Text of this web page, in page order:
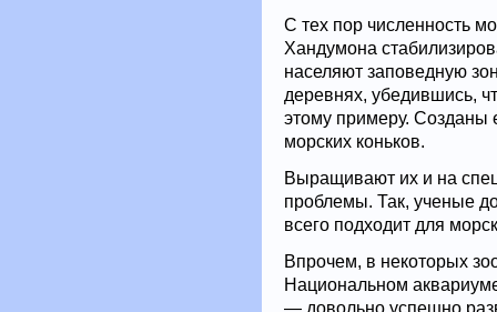
С тех пор численность
Хандумона
населяют заповедную
деревнях, убедившись,
этому примеру. Созданы
морских коньков.
Выращивают их и на
проблемы. Так, ученые
всего подходит для
Впрочем, в некоторых
Национальном
— довольно успешно